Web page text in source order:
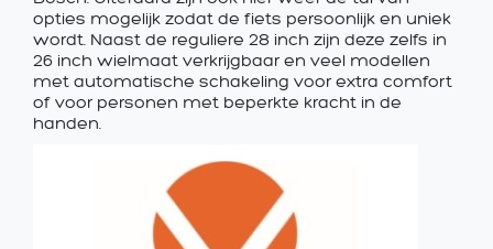
opties mogelijk zodat de fiets persoonlijk en uniek
wordt. Naast de reguliere 28 inch zijn deze zelfs in
26 inch wielmaat verkrijgbaar en veel modellen
met automatische schakeling voor extra comfort
of voor personen met beperkte kracht in de
handen.